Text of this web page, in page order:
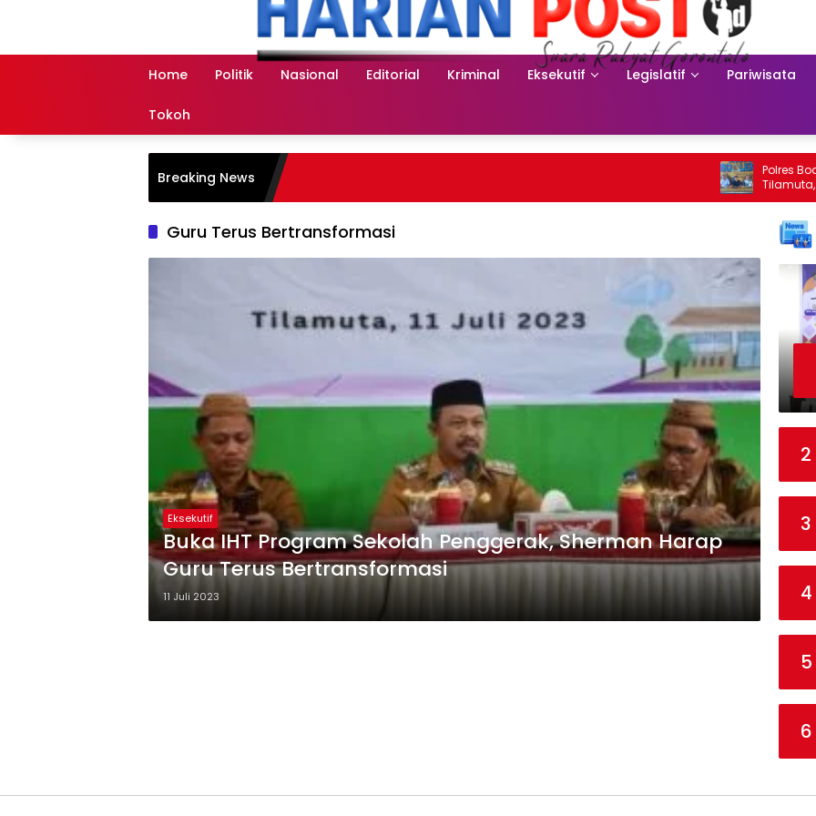
Home Politik Nasional Editorial Kriminal Eksekutif Legislatif Pariwisata
Tokoh
Breaking News
Polres
Tilamuta,
Guru Terus Bertransformasi
Eksekutif
Buka IHT Program Sekolah Penggerak, Sherman Harap
Guru Terus Bertransformasi
11 Juli 2023
2
3
4
5
6